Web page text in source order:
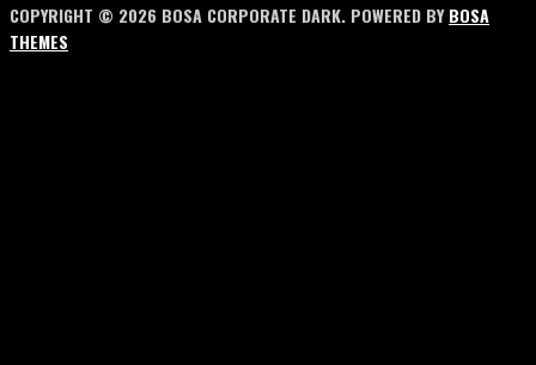
COPYRIGHT © 2026 BOSA CORPORATE DARK. POWERED BYBOSA
THEMES